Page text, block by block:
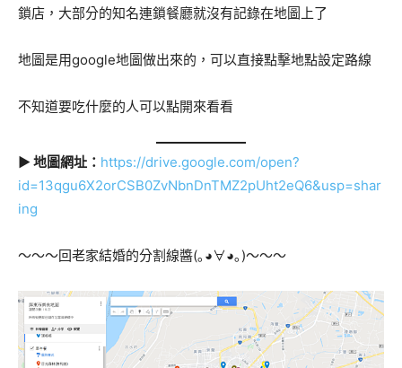
鎖店，大部分的知名連鎖餐廳就沒有記錄在地圖上了
地圖是用google地圖做出來的，可以直接點擊地點設定路線
不知道要吃什麼的人可以點開來看看
▶地圖網址： https://drive.google.com/open?
id=13qgu6X2orCSB0ZvNbnDnTMZ2pUht2eQ6&usp=shar
ing
～～～回老家結婚的分割線醬(｡◕∀◕｡)～～～